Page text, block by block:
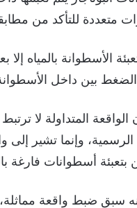
متعددة للتأكد من
الأسطوانة بالمياه
بين داخل
المتداولة لا
الرسمية، وإنما تشير
أسطوانات فارغة